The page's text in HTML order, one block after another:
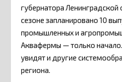
губернатора Ленинградской
сезоне запланировано 10
промышленных и
Аквафермы — только
увидят и другие
региона.